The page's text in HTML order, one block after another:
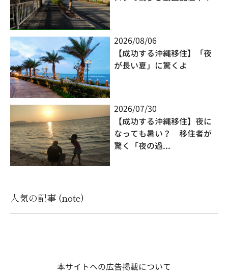
2026/08/06
【成功する沖縄移住】「夜
が長い夏」に驚くよ
2026/07/30
【成功する沖縄移住】夜に
なっても暑い？ 移住者が
驚く「夜の過...
人気の記事 (note)
本サイトへの広告掲載について